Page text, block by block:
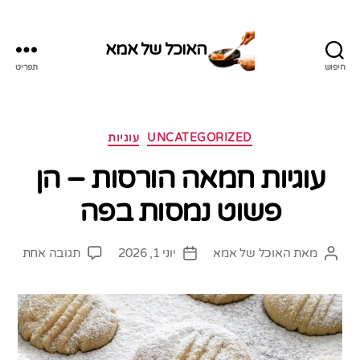
חיפוש
האוכל של אמא
תפריט
קטגוריות
UNCATEGORIZED עוגיות
עוגיות חמאה הורסות – הן
פשוט נמסות בפה
המחבר
מאת האוכל של אמא
תאריך
יוני 1, 2026 תגובה אחת
–
הן